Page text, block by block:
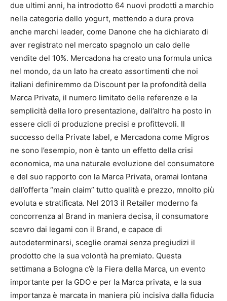
due ultimi anni, ha introdotto 64 nuovi prodotti a marchio
nella categoria dello yogurt, mettendo a dura prova
anche marchi leader, come Danone che ha dichiarato di
aver registrato nel mercato spagnolo un calo delle
vendite del 10%. Mercadona ha creato una formula unica
nel mondo, da un lato ha creato assortimenti che noi
italiani definiremmo da Discount per la profondità della
Marca Privata, il numero limitato delle referenze e la
semplicità della loro presentazione, dall’altro ha posto in
essere cicli di produzione precisi e profittevoli. Il
successo della Private label, e Mercadona come Migros
ne sono l’esempio, non è tanto un effetto della crisi
economica, ma una naturale evoluzione del consumatore
e del suo rapporto con la Marca Privata, oramai lontana
dall’offerta “main claim” tutto qualità e prezzo, mnolto più
evoluta e stratificata. Nel 2013 il Retailer moderno fa
concorrenza al Brand in maniera decisa, il consumatore
scevro dai legami con il Brand, e capace di
autodeterminarsi, sceglie oramai senza pregiudizi il
prodotto che la sua volontà ha premiato. Questa
settimana a Bologna c’è la Fiera della Marca, un evento
importante per la GDO e per la Marca privata, e la sua
importanza è marcata in maniera più incisiva dalla fiducia